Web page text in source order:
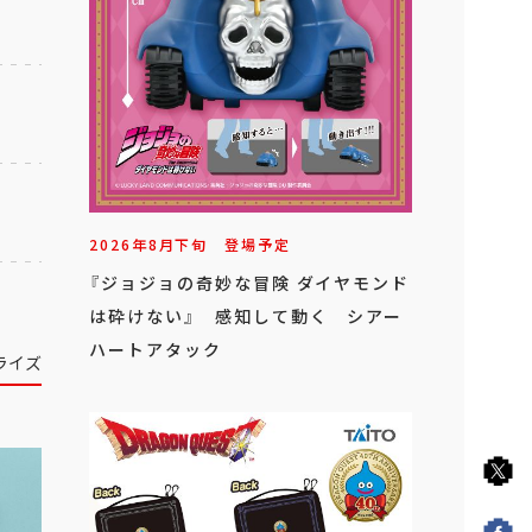
イズ
2026年8月下旬 登場予定
『ジョジョの奇妙な冒険 ダイヤモンド
は砕けない』 感知して動く シアー
ハートアタック